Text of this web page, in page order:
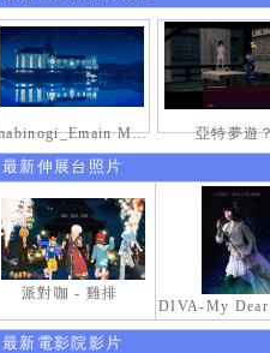
mabinogi_Emain Macha_2000-0600_1 亞特夢遊
最新伸展台照片
派對咖 - 雞排
最新電影院影片